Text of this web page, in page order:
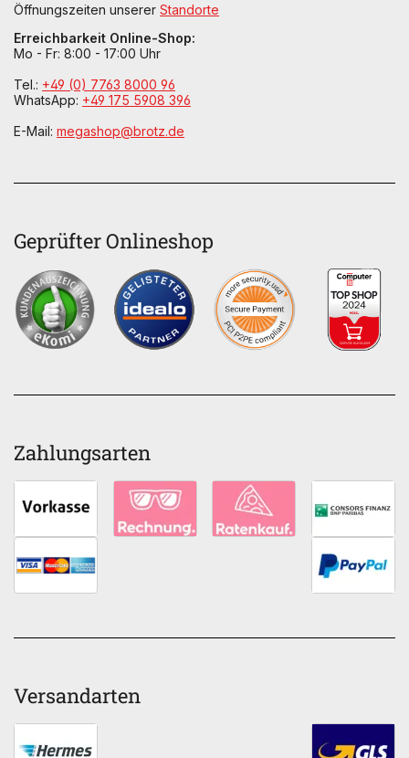
Öffnungszeiten unserer Standorte
Erreichbarkeit Online-Shop:
Mo - Fr: 8:00 - 17:00 Uhr
Tel.: +49 (0) 7763 8000 96
WhatsApp: +49 175 5908 396
E-Mail: megashop@brotz.de
Geprüfter Onlineshop
Zahlungsarten
Versandarten